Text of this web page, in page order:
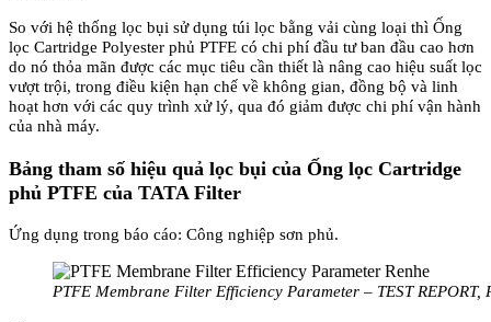
So với hệ thống lọc bụi sử dụng túi lọc bằng vải cùng loại thì Ống
lọc Cartridge Polyester phủ PTFE có chi phí đầu tư ban đầu cao hơn
do nó thỏa mãn được các mục tiêu cần thiết là nâng cao hiệu suất lọc
vượt trội, trong điều kiện hạn chế về không gian, đồng bộ và linh
hoạt hơn với các quy trình xử lý, qua đó giảm được chi phí vận hành
của nhà máy.
Bảng tham số hiệu quả lọc bụi của Ống lọc Cartridge
phủ PTFE của TATA Filter
Ứng dụng trong báo cáo: Công nghiệp sơn phủ.
PTFE Membrane Filter Efficiency Parameter – TEST